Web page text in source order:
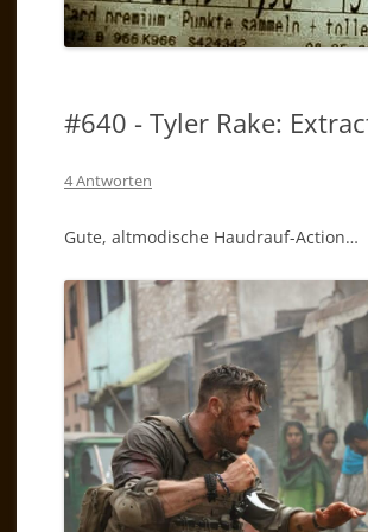
#640 - Tyler Rake:
4 Antworten
Gute, altmodische Haudrauf-Action…